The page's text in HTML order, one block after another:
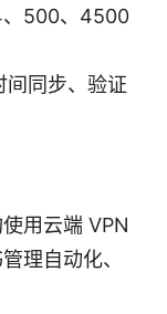
、500、4500
间同步、验证
用云端 VPN
理自动化、